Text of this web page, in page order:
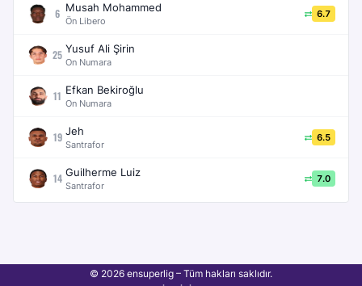
6 Musah Mohammed
Ön Libero
6.7
25 Yusuf Ali Şirin
On Numara
11 Efkan Bekiroğlu
On Numara
19 Jeh
Santrafor
6.5
14 Guilherme Luiz
Santrafor
7.0
© 2026 ensuperlig – Tüm hakları saklıdır.